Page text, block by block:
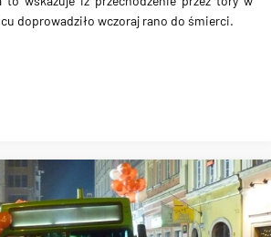
doprowadziło wczoraj rano do śmierci.